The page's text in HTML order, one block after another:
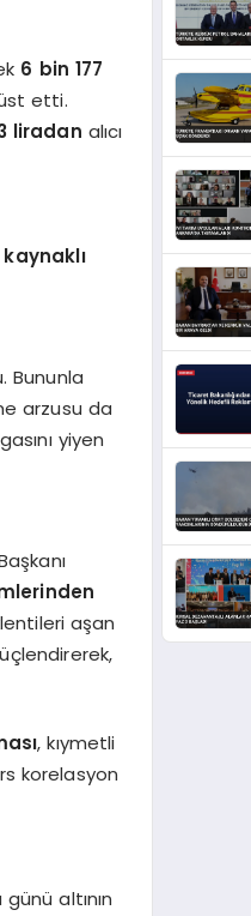
6 bin 177
etti.
liradan alıcı
kaynaklı
Bununla
arzusu da
yiyen
aşan
, kıymetli
korelasyon
altının